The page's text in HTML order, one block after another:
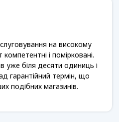
на високому
і помірковані.
уже біля десяти одиниць і
гарантійний термін, що
подібних магазинів.